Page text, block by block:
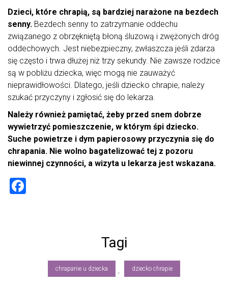
Dzieci, które chrapią, są bardziej narażone na bezdech
senny. Bezdech senny to zatrzymanie oddechu
związanego z obrzękniętą błoną śluzową i zwężonych dróg
oddechowych. Jest niebezpieczny, zwłaszcza jeśli zdarza
się często i trwa dłużej niż trzy sekundy. Nie zawsze rodzice
są w pobliżu dziecka, więc mogą nie zauważyć
nieprawidłowości. Dlatego, jeśli dziecko chrapie, należy
szukać przyczyny i zgłosić się do lekarza.
Należy również pamiętać, żeby przed snem dobrze
wywietrzyć pomieszczenie, w którym śpi dziecko.
Suche powietrze i dym papierosowy przyczynia się do
chrapania. Nie wolno bagatelizować tej z pozoru
niewinnej czynności, a wizyta u lekarza jest wskazana.
Tagi
chrapanie u dziecka , dziecko chrapie